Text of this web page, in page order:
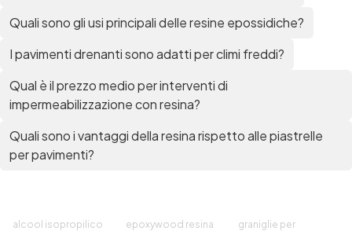
Quali sono gli usi principali delle resine epossidiche?
I pavimenti drenanti sono adatti per climi freddi?
Qual è il prezzo medio per interventi di
impermeabilizzazione con resina?
Quali sono i vantaggi della resina rispetto alle piastrelle
per pavimenti?
alcool isopropilico
epoxywood resina
graniglie per